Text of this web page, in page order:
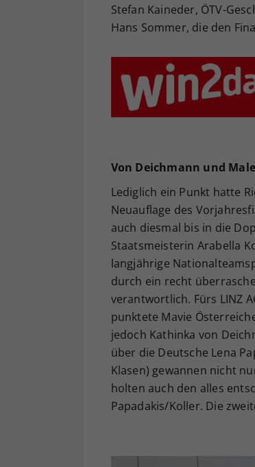
Stefan Kaineder, ÖTV-
Hans Sommer, die den
Von Deichmann und
Lediglich ein Punkt hatte
Neuauflage des
auch diesmal bis in die
Staatsmeisterin Arabella
langjährige
durch ein recht
verantwortlich. Fürs LINZ
punktete Mavie
jedoch Kathinka von
über die Deutsche Lena
Klasen) gewannen nicht
holten auch den alles
Papadakis/Koller. Die